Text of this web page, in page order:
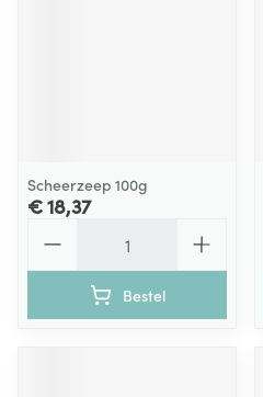
Scheerzeep 100g
€ 18,37
Bestel